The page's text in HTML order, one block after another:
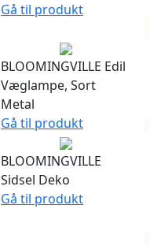
Gå til produkt
BLOOMINGVILLE Edil
Væglampe, Sort
Metal
Gå til produkt
BLOOMINGVILLE
Sidsel Deko
Gå til produkt